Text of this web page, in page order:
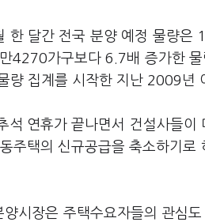
한 달간 전국 분양 예정 물량
4270가구보다 6.7배 증가한
량 집계를 시작한 지난 2009년
석 연휴가 끝나면서 건설사들
주택의 신규공급을 축소하기
시장은 주택수요자들의 관심